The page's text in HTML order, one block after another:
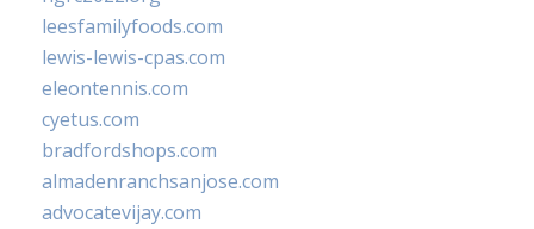
leesfamilyfoods.com
lewis-lewis-cpas.com
eleontennis.com
cyetus.com
bradfordshops.com
almadenranchsanjose.com
advocatevijay.com